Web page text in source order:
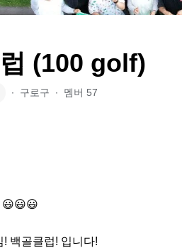
(100 golf)
∙ 구로구 ∙ 멤버 57
😃😃😃
백골클럽! 입니다!